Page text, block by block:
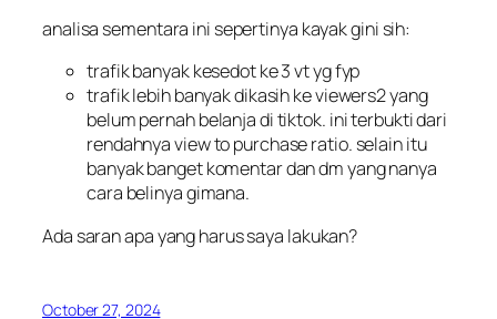
analisa sementara ini sepertinya kayak gini sih:
trafik banyak kesedot ke 3 vt yg fyp
trafik lebih banyak dikasih ke viewers2 yang
belum pernah belanja di tiktok. ini terbukti dari
rendahnya view to purchase ratio. selain itu
banyak banget komentar dan dm yang nanya
cara belinya gimana.
Ada saran apa yang harus saya lakukan?
October 27, 2024